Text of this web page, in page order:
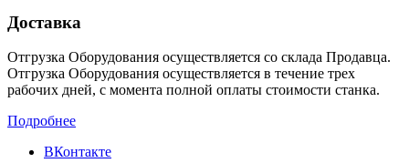
Доставка
Отгрузка Оборудования осуществляется со склада Продавца.
Отгрузка Оборудования осуществляется в течение трех
рабочих дней, с момента полной оплаты стоимости станка.
Подробнее
ВКонтакте